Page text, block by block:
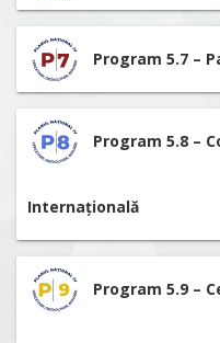
Program 5.7 –
Program 5.8 –
Internațională
Program 5.9 –